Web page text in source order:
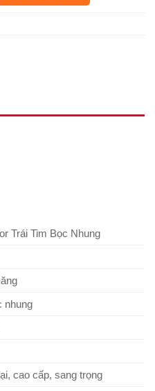
Trái Tim Bọc Nhung
nhung
cao cấp, sang trọng